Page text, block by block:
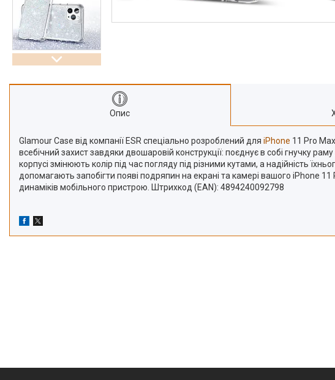
Опис
Glamour Case від компанії ESR cпеціально розроблений для iPhone 11 Pro
всебічний захист завдяки двошаровій конструкції: поєднує в собі гнучку
корпусі змінюють колір під час погляду під різними кутами, а надійність
допомагають запобігти появі подряпин на екрані та камері вашого iPhone
динаміків мобільного пристрою. Штрихкод (EAN): 4894240092798